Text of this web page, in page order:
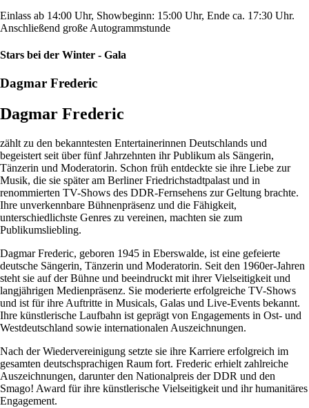
Einlass ab 14:00 Uhr, Showbeginn: 15:00 Uhr, Ende ca. 17:30 Uhr.
Anschließend große Autogrammstunde
Stars bei der Winter - Gala
Dagmar Frederic
Dagmar Frederic
zählt zu den bekanntesten Entertainerinnen Deutschlands und
begeistert seit über fünf Jahrzehnten ihr Publikum als Sängerin,
Tänzerin und Moderatorin. Schon früh entdeckte sie ihre Liebe zur
Musik, die sie später am Berliner Friedrichstadtpalast und in
renommierten TV-Shows des DDR-Fernsehens zur Geltung brachte.
Ihre unverkennbare Bühnenpräsenz und die Fähigkeit,
unterschiedlichste Genres zu vereinen, machten sie zum
Publikumsliebling.
Dagmar Frederic, geboren 1945 in Eberswalde, ist eine gefeierte
deutsche Sängerin, Tänzerin und Moderatorin. Seit den 1960er-Jahren
steht sie auf der Bühne und beeindruckt mit ihrer Vielseitigkeit und
langjährigen Medienpräsenz. Sie moderierte erfolgreiche TV-Shows
und ist für ihre Auftritte in Musicals, Galas und Live-Events bekannt.
Ihre künstlerische Laufbahn ist geprägt von Engagements in Ost- und
Westdeutschland sowie internationalen Auszeichnungen.
Nach der Wiedervereinigung setzte sie ihre Karriere erfolgreich im
gesamten deutschsprachigen Raum fort. Frederic erhielt zahlreiche
Auszeichnungen, darunter den Nationalpreis der DDR und den
Smago! Award für ihre künstlerische Vielseitigkeit und ihr humanitäres
Engagement.